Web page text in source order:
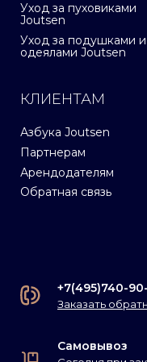
Уход за пуховиками
Joutsen
Уход за подушками и
одеялами Joutsen
КЛИЕНТАМ
Азбука Joutsen
Партнерам
Арендодателям
Обратная связь
+7(495)740-
Заказать
Самовывоз